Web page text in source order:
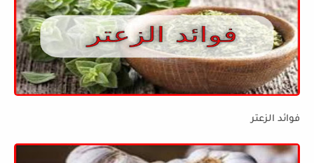
فوائد الزعتر